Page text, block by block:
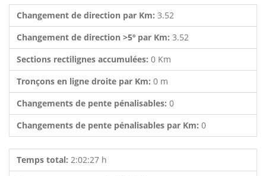
Changement de direction par Km: 3.52
Changement de direction >5º par Km: 3.52
Sections rectilignes accumulées: 0 Km
Tronçons en ligne droite par Km: 0 m
Changements de pente pénalisables: 0
Changements de pente pénalisables par Km: 0
Temps total: 2:02:27 h